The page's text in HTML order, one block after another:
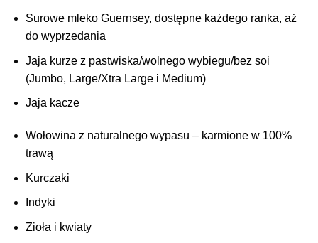
Surowe mleko Guernsey, dostępne każdego ranka, aż
do wyprzedania
Jaja kurze z pastwiska/wolnego wybiegu/bez soi
(Jumbo, Large/Xtra Large i Medium)
Jaja kacze
Wołowina z naturalnego wypasu – karmione w 100%
trawą
Kurczaki
Indyki
Zioła i kwiaty